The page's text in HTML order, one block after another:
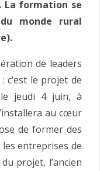
La formation se
monde rural
de leaders
c’est le projet de
le jeudi 4 juin, à
au cœur
de former des
entreprises de
projet, l’ancien